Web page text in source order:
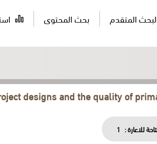
المتقدم بحث المحتوى
designs and the quality of
للاعارة : 1